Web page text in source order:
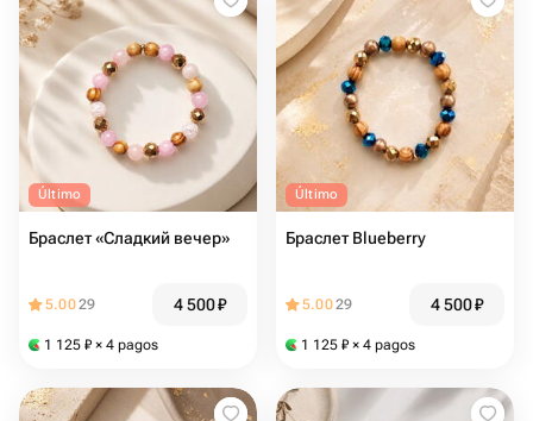
Último
Браслет «Сладкий вечер»
5.0029 4 500₽
1 125 ₽ × 4 pagos
Último
Браслет Blueberry
5.0029 4 500₽
1 125 ₽ × 4 pagos